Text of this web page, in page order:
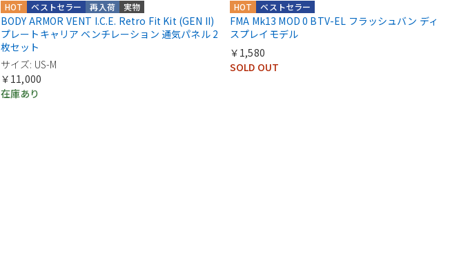
実物
再入荷
ベストセラー
HOT
BODY ARMOR VENT I.C.E. Retro Fit Kit (GEN II)
プレートキャリア ベンチレーション 通気パネル 2
枚セット
サイズ: US-M
￥11,000
在庫あり
ベストセラー
HOT
FMA Mk13 MOD 0 BTV-EL フラッシュバン ディ
スプレイモデル
￥1,580
SOLD OUT